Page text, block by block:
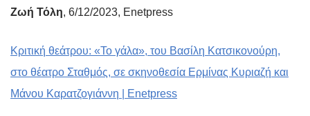
Zωή Τόλη, 6/12/2023, Enetpress
Κριτική θεάτρου: «Το γάλα», του Βασίλη Κατσικονούρη,
στο θέατρο Σταθμός, σε σκηνοθεσία Ερμίνας Κυριαζή και
Μάνου Καρατζογιάννη | Enetpress